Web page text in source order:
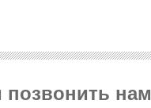
позвонить